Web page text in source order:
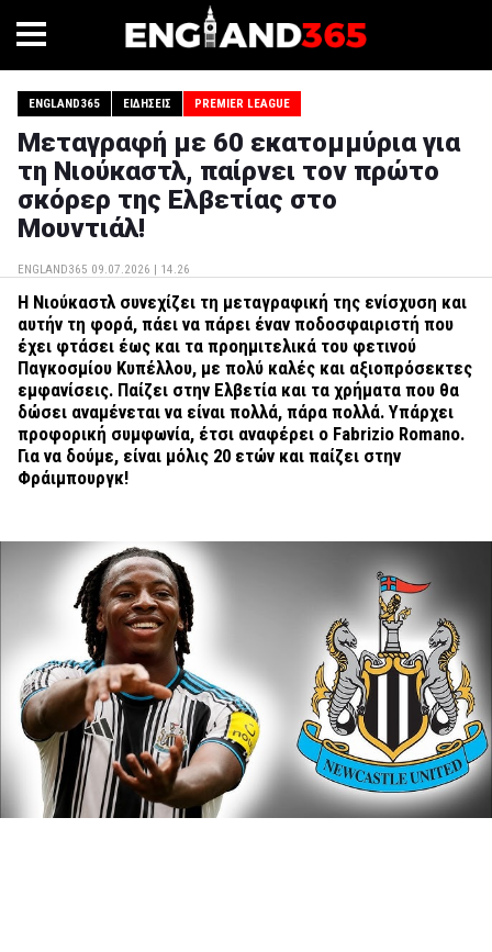
ENGLAND365 ΕΙΔΉΣΕΙΣ PREMIER LEAGUE
Μεταγραφή με 60 εκατομμύρια για
τη Νιούκαστλ, παίρνει τον πρώτο
σκόρερ της Ελβετίας στο
Μουντιάλ!
ENGLAND365 09.07.2026 | 14.26
Η Νιούκαστλ συνεχίζει τη μεταγραφική της ενίσχυση και
αυτήν τη φορά, πάει να πάρει έναν ποδοσφαιριστή που
έχει φτάσει έως και τα προημιτελικά του φετινού
Παγκοσμίου Κυπέλλου, με πολύ καλές και αξιοπρόσεκτες
εμφανίσεις. Παίζει στην Ελβετία και τα χρήματα που θα
δώσει αναμένεται να είναι πολλά, πάρα πολλά. Υπάρχει
προφορική συμφωνία, έτσι αναφέρει ο Fabrizio Romano.
Για να δούμε, είναι μόλις 20 ετών και παίζει στην
Φράιμπουργκ!